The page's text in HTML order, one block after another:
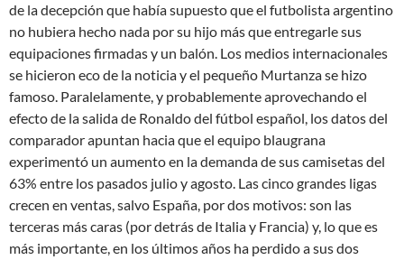
de la decepción que había supuesto que el futbolista argentino
no hubiera hecho nada por su hijo más que entregarle sus
equipaciones firmadas y un balón. Los medios internacionales
se hicieron eco de la noticia y el pequeño Murtanza se hizo
famoso. Paralelamente, y probablemente aprovechando el
efecto de la salida de Ronaldo del fútbol español, los datos del
comparador apuntan hacia que el equipo blaugrana
experimentó un aumento en la demanda de sus camisetas del
63% entre los pasados julio y agosto. Las cinco grandes ligas
crecen en ventas, salvo España, por dos motivos: son las
terceras más caras (por detrás de Italia y Francia) y, lo que es
más importante, en los últimos años ha perdido a sus dos